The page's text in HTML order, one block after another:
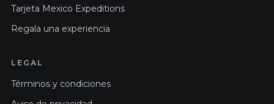
Tarjeta Mexico Expeditions
Regala una experiencia
LEGAL
Términos y condiciones